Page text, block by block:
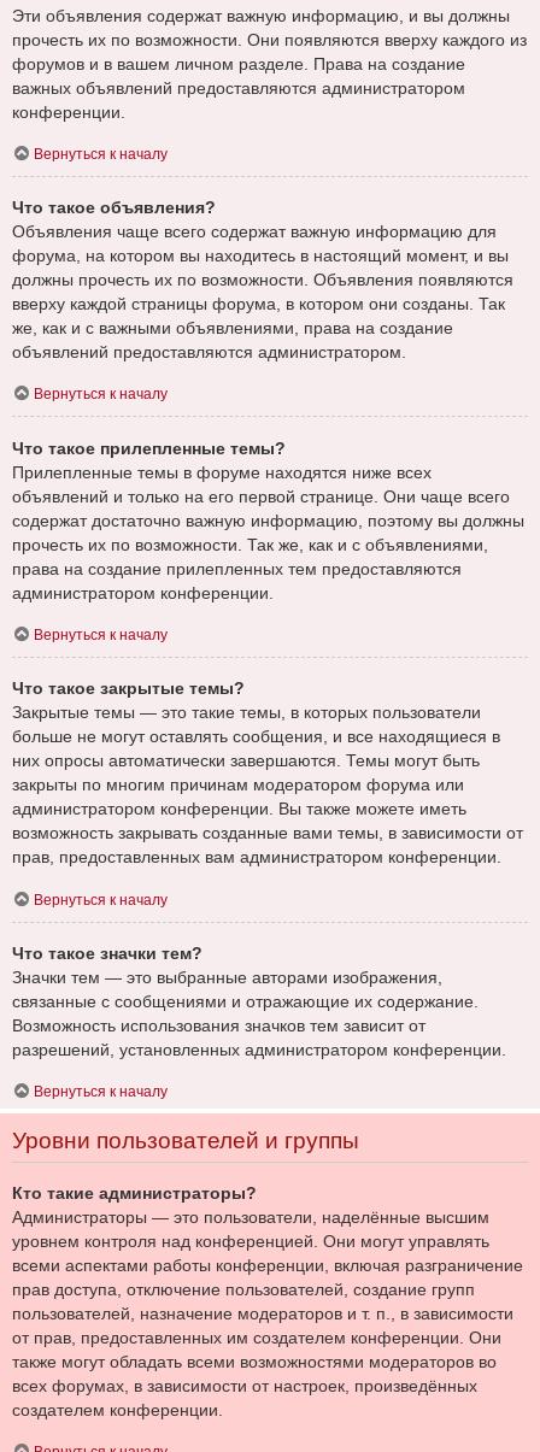
Эти объявления содержат важную информацию, и вы должны
прочесть их по возможности. Они появляются вверху каждого из
форумов и в вашем личном разделе. Права на создание
важных объявлений предоставляются администратором
конференции.
Вернуться к началу
Что такое объявления?
Объявления чаще всего содержат важную информацию для
форума, на котором вы находитесь в настоящий момент, и вы
должны прочесть их по возможности. Объявления появляются
вверху каждой страницы форума, в котором они созданы. Так
же, как и с важными объявлениями, права на создание
объявлений предоставляются администратором.
Вернуться к началу
Что такое прилепленные темы?
Прилепленные темы в форуме находятся ниже всех
объявлений и только на его первой странице. Они чаще всего
содержат достаточно важную информацию, поэтому вы должны
прочесть их по возможности. Так же, как и с объявлениями,
права на создание прилепленных тем предоставляются
администратором конференции.
Вернуться к началу
Что такое закрытые темы?
Закрытые темы — это такие темы, в которых пользователи
больше не могут оставлять сообщения, и все находящиеся в
них опросы автоматически завершаются. Темы могут быть
закрыты по многим причинам модератором форума или
администратором конференции. Вы также можете иметь
возможность закрывать созданные вами темы, в зависимости от
прав, предоставленных вам администратором конференции.
Вернуться к началу
Что такое значки тем?
Значки тем — это выбранные авторами изображения,
связанные с сообщениями и отражающие их содержание.
Возможность использования значков тем зависит от
разрешений, установленных администратором конференции.
Вернуться к началу
Уровни пользователей и группы
Кто такие администраторы?
Администраторы — это пользователи, наделённые высшим
уровнем контроля над конференцией. Они могут управлять
всеми аспектами работы конференции, включая разграничение
прав доступа, отключение пользователей, создание групп
пользователей, назначение модераторов и т. п., в зависимости
от прав, предоставленных им создателем конференции. Они
также могут обладать всеми возможностями модераторов во
всех форумах, в зависимости от настроек, произведённых
создателем конференции.